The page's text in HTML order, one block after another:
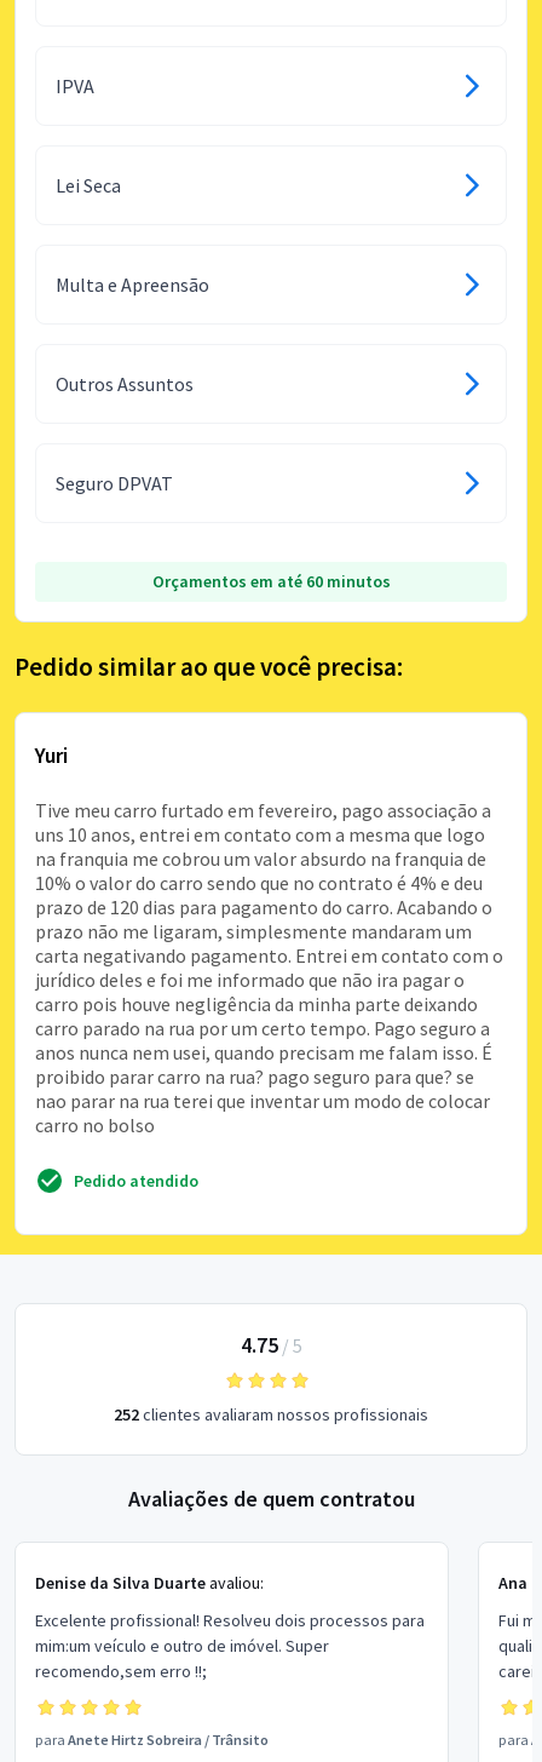
IPVA
Lei Seca
Multa e Apreensão
Outros Assuntos
Seguro DPVAT
Orçamentos em até 60 minutos
Pedido similar ao que você precisa:
Yuri
Tive meu carro furtado em fevereiro, pago associação a
uns 10 anos, entrei em contato com a mesma que logo
na franquia me cobrou um valor absurdo na franquia de
10% o valor do carro sendo que no contrato é 4% e deu
prazo de 120 dias para pagamento do carro. Acabando o
prazo não me ligaram, simplesmente mandaram um
carta negativando pagamento. Entrei em contato com o
jurídico deles e foi me informado que não ira pagar o
carro pois houve negligência da minha parte deixando
carro parado na rua por um certo tempo. Pago seguro a
anos nunca nem usei, quando precisam me falam isso. É
proibido parar carro na rua? pago seguro para que? se
nao parar na rua terei que inventar um modo de colocar
carro no bolso
Pedido atendido
4.75/ 5
252clientes avaliaram nossos profissionais
Avaliações de quem contratou
Denise da Silva Duarteavaliou:
Excelente profissional! Resolveu dois processos para
mim:um veículo e outro de imóvel. Super
recomendo,sem erro !!;
para Anete Hirtz Sobreira / Trânsito
Ana
Fui
para